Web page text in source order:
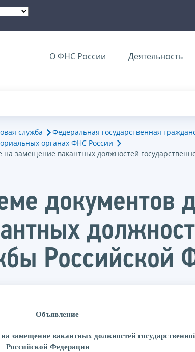
О ФНС России Деятельность
служба
Федеральная государственная
органах ФНС России
замещение вакантных должностей
документов
Российской
Объявление
замещение вакантных должностей
Российской Федерации